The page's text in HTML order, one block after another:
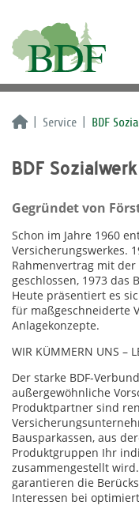
Service BDF
BDF Sozialwerk
Gegründet von
Schon im Jahre 1960
Versicherungswerkes.
Rahmenvertrag mit
geschlossen, 1973 das
Heute präsentiert es
für maßgeschneiderte
Anlagekonzepte.
WIR KÜMMERN UNS –
Der starke BDF-
außergewöhnliche
Produktpartner sind
Bausparkassen, aus
Produktgruppen Ihr
zusammengestellt
garantieren die
Interessen bei